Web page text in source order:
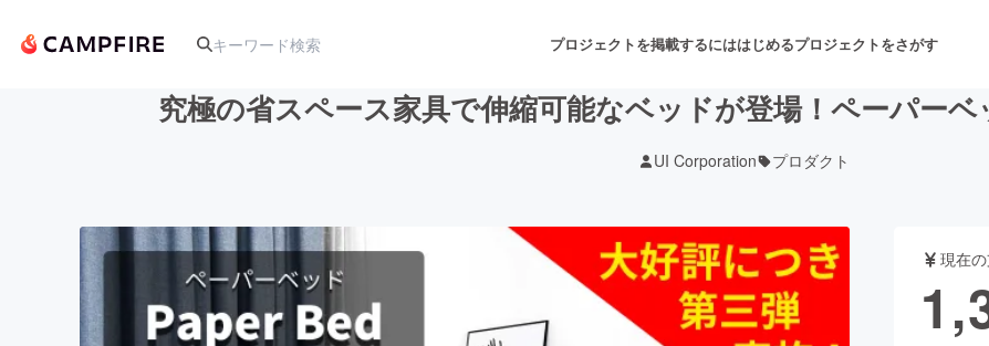
プロジェクトを掲載するにははじめるプロジェクトをさがす
アート・写真 舞台・パフォーマンス
テクノロジー・ガジェット ゲーム・サービス開発
究極の省スペース家具で伸縮可能なベッドが登場！ペーパーベ
UI Corporation プロダクト
現在